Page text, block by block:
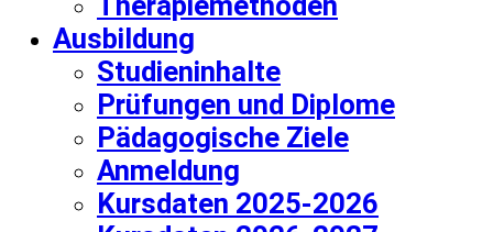
Ausbildung
Studieninhalte
Prüfungen und Diplome
Pädagogische Ziele
Anmeldung
Kursdaten 2025-2026